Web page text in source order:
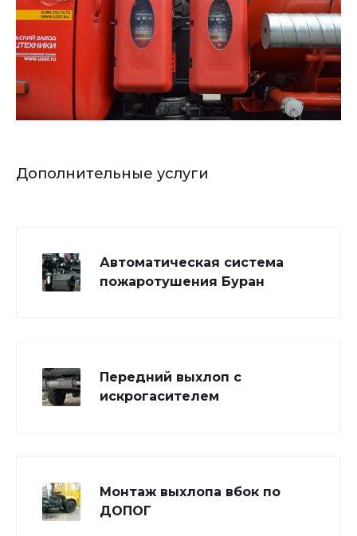
Дополнительные услуги
Автоматическая система
пожаротушения Буран
Передний выхлоп с
искрогасителем
Монтаж выхлопа вбок по
ДОПОГ